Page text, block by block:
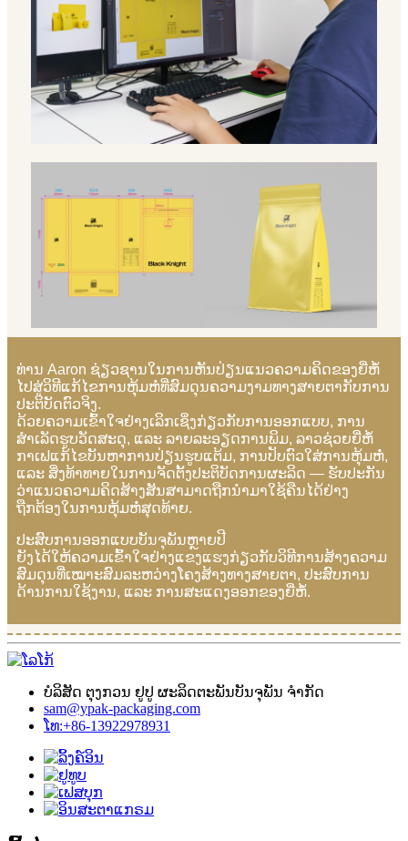
ທ່ານ Aaron ຊ່ຽວຊານໃນການຫັນປ່ຽນແນວຄວາມຄິດຂອງຍີ່ຫໍ້
ໄປສູ່ວິທີແກ້ໄຂການຫຸ້ມຫໍ່ທີ່ສົມດຸນຄວາມງາມທາງສາຍຕາກັບການ
ປະຕິບັດຕົວຈິງ.
ດ້ວຍຄວາມເຂົ້າໃຈຢ່າງເລິກເຊິ່ງກ່ຽວກັບການອອກແບບ, ການ
ສຳເລັດຮູບວັດສະດຸ, ແລະ ລາຍລະອຽດການພິມ, ລາວຊ່ວຍຍີ່ຫໍ້
ກາເຟແກ້ໄຂບັນຫາການປ່ຽນຮູບແຕ້ມ, ການປັບຕົວໃສ່ການຫຸ້ມຫໍ່,
ແລະ ສິ່ງທ້າທາຍໃນການຈັດຕັ້ງປະຕິບັດການຜະລິດ — ຮັບປະກັນ
ວ່າແນວຄວາມຄິດສ້າງສັນສາມາດຖືກນຳມາໃຊ້ຄືນໄດ້ຢ່າງ
ຖືກຕ້ອງໃນການຫຸ້ມຫໍ່ສຸດທ້າຍ.
ປະສົບການອອກແບບບັນຈຸພັນຫຼາຍປີ
ຍັງໄດ້ໃຫ້ຄວາມເຂົ້າໃຈຢ່າງແຂງແຮງກ່ຽວກັບວິທີການສ້າງຄວາມ
ສົມດຸນທີ່ເໝາະສົມລະຫວ່າງໂຄງສ້າງທາງສາຍຕາ, ປະສົບການ
ດ້ານການໃຊ້ງານ, ແລະ ການສະແດງອອກຂອງຍີ່ຫໍ້.
ບໍລິສັດ ຕຸງກວນ ຢູປູ ຜະລິດຕະພັນບັນຈຸພັນ ຈຳກັດ
sam@ypak-packaging.com
ໂທ:+86-13922978931